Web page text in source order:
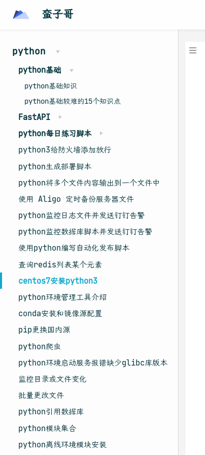
蛮子哥
python
python基础
python基础知识
python基础较难的15个知识点
FastAPI
python每日练习脚本
python3给防火墙添加放行
python生成部署脚本
python将多个文件内容输出到一个文件中
使用 Aligo 定时备份服务器文件
python监控日志文件并发送钉钉告警
python监控数据库脚本并发送钉钉告警
使用python编写自动化发布脚本
查询redis列表某个元素
centos7安装python3
python环境管理工具介绍
conda安装和镜像源配置
pip更换国内源
python爬虫
python环境启动服务报错缺少glibc库版本
监控目录或文件变化
批量更改文件
python引用数据库
python模块集合
python离线环境模块安装